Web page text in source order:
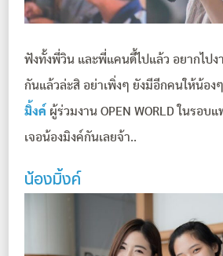
ฟังทั้งพี่วิน และพี่แคนดี้ไปแล้ว อยากไป
กันแล้วล่ะสิ อย่าเพิ่งๆ ยังมีอีกคนให้น้อง
มิ้งค์ ผู้ร่วมงาน OPEN WORLD ในรอบ
เจอน้องมิงค์กันเลยจ้า..
น้องมิ้งค์